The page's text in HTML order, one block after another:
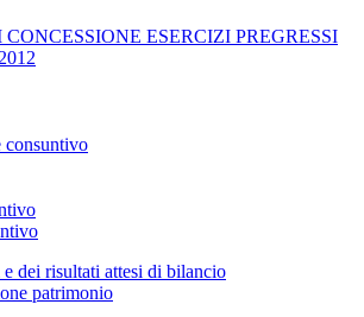
ESERCIZI PREGRESSI
consuntivo
dei risultati attesi di bilancio
patrimonio